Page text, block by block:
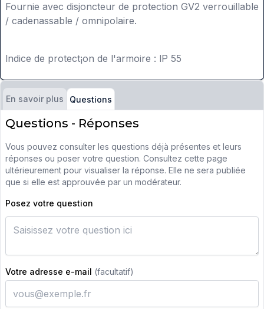
Fournie avec disjoncteur de protection GV2 verrouillable
/ cadenassable / omnipolaire.
lndice de protect¡on de l'armoire : lP 55
En savoir plus Questions
Questions - Réponses
Vous pouvez consulter les questions déjà présentes et leurs
réponses ou poser votre question. Consultez cette page
ultérieurement pour visualiser la réponse. Elle ne sera publiée
que si elle est approuvée par un modérateur.
Posez votre question
Votre adresse e-mail (facultatif)